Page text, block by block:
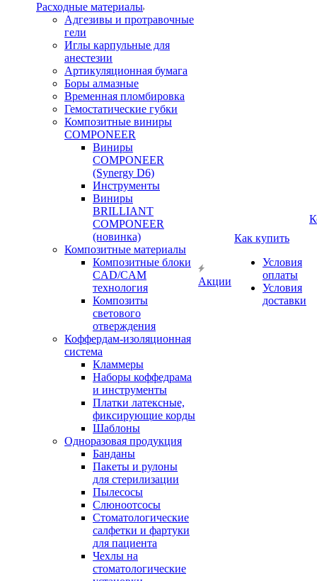
Расходные материалы
Адгезивы и протравочные
гели
Иглы карпульные для
анестезии
Артикуляционная бумага
Боры алмазные
Временная пломбировка
Гемостатические губки
Композитные виниры
COMPONEER
Виниры
COMPONEER
(Synergy D6)
Инструменты
Виниры
BRILLIANT
COMPONEER
(новинка)
Композитные материалы
Композитные блоки
CAD/СAM
технология
Композиты
светового
отверждения
Коффердам-изоляционная
система
Кламмеры
Наборы коффедрама
и инструменты
Платки латексные,
фиксирующие корды
Шаблоны
Одноразовая продукция
Банданы
Пакеты и рулоны
для стерилизации
Пылесосы
Слюноотсосы
Стоматологические
салфетки и фартуки
для пациента
Чехлы на
стоматологические
Акции
Как купить
Условия
оплаты
Условия
доставки